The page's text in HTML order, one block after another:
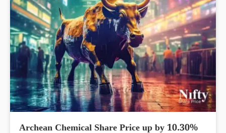
Archean Chemical Share Price up by 10.30%